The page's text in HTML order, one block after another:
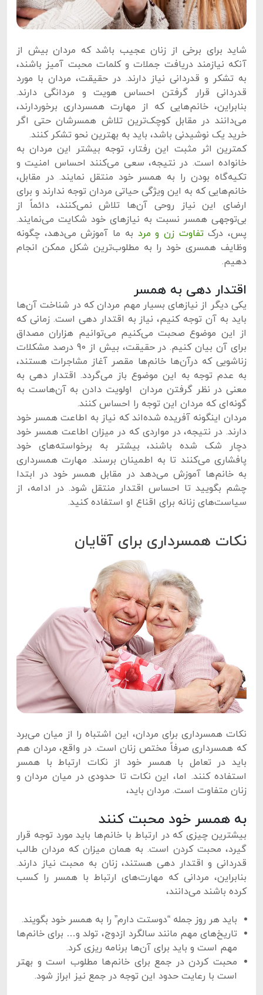
شاید برای برخی از زنان عجیب باشد که مردان بیش از
آنکه نیازمند دریافت جملات و کلمات محبت آمیز باشند،
به تشکر و قدردانی نیاز دارند. در حقیقت، مردان با مورد
قدردانی قرار گرفتن احساس هویت و مردانگی دارند.
بنابراین، خانم‌هایی که از مهارت همسرداری برخوردارند،
می‌دانند در مقابل کوچک‌ترین تلاش همسرشان حتی اگر
خرید یک نوشیدنی باشد، باید به بهترین نحو تشکر کنند.
کمترین اثر مثبت این رفتار، توجه بیشتر این مردان به
خانواده است. در نتیجه، سعی می‌کنند احساس امنیت و
تکیه‌گاه بودن را به همسر خود منتقل نمایند. در مقابل،
خانم‌هایی که به این ویژگی حیاتی مردان توجه ندارند و برای
ارضای این نیاز روحی آن‌ها تلاش نمی‌کنند، دائماً از
بی‌توجهی همسر نسبت به نیازهای خود شکایت می‌نمایند.
پس، درکتفاوت زن و مرد به ما آموزش می‌دهد، چگونه
وظایف همسری خود را به مطلوب‌ترین شکل ممکن انجام
دهیم.
اقتدار دهی به همسر
یکی دیگر از نیازهای بسیار مهم مردان که در شناخت آن‌ها
باید به آن توجه کنیم، نیاز به اقتدار دهی است. زمانی که
از این موضوع صحبت می‌کنیم می‌توانیم هزاران مصداق
برای آن بیان کنیم. در حقیقت، بیش از 90 درصد مشکلات
زناشویی که درآن‌ها خانم‌ها مقصر آغاز مشاجرات هستند،
به عدم توجه به این موضوع باز می‌گردد. اقتدار دهی به
معنی در نظر گرفتن مردان اولویت دادن به آن‌هاست به
گونه‌ای که مردان این توجه را احساس کنند.
مردان اینگونه آفریده شده‌اند که نیاز به اطاعت همسر خود
دارند. در نتیجه، در مواردی که در میزان اطاعت همسر خود
دچار شک شده باشند، بیشتر به برخواسته‌های خود
پافشاری می‌کنند تا به اطمینان برسند. مهارت همسرداری
به خانم‌ها آموزش می‌دهد در مقابل همسر خود در ابتدا
چشم بگویید تا احساس اقتدار منتقل شود. در ادامه، از
سیاست‌های زنانه برای اقناع او استفاده کنید.
نکات همسرداری برای آقایان
نکات همسرداری برای مردان، این اشتباه را از میان می‌برد
که همسرداری صرفاً مختص زنان است. در واقع، مردان هم
باید در تعامل با همسر خود از نکات ارتباط با همسر
استفاده کنند. اما، این نکات تا حدودی در میان مردان و
زنان متفاوت است. مردان باید،
به همسر خود محبت کنند
بیشترین چیزی که در ارتباط با خانم‌ها باید مورد توجه قرار
گیرد، محبت کردن است. به همان میزان که مردان طالب
قدردانی و اقتدار دهی هستند، زنان به محبت نیاز دارند.
بنابراین، مردانی که مهارت‌های ارتباط با همسر را کسب
کرده باشند می‌دانند،
باید هر روز جمله “دوستت دارم” را به همسر خود بگویند.
تاریخ‌های مهم مانند سالگرد ازدوج، تولد و… برای خانم‌ها
مهم است و باید برای آن‌ها برنامه ریزی کرد.
محبت کردن در جمع برای خانم‌ها مطلوب است و بهتر
است با رعایت حدود این توجه در جمع نیز ابراز شود.